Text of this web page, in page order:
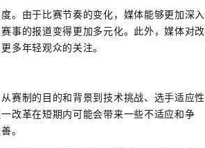
。由于比赛节奏的变化，媒体能够更加深入
事的报道变得更加多元化。此外，媒体对改
多年轻观众的关注。
赛制的目的和背景到技术挑战、选手适应性
改革在短期内可能会带来一些不适应和争
。